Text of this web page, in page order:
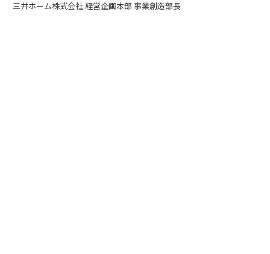
三井ホーム株式会社 経営企画本部 事業創造部長